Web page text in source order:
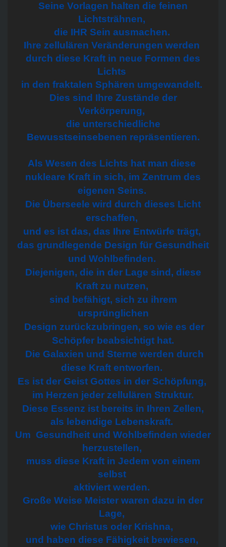
Seine Vorlagen halten die feinen
Lichtsträhnen,
die IHR Sein ausmachen.
Ihre zellulären Veränderungen werden
durch diese Kraft in neue Formen des
Lichts
in den fraktalen Sphären umgewandelt.
Dies sind Ihre Zustände der
Verkörperung,
die unterschiedliche
Bewusstseinsebenen repräsentieren.
Als Wesen des Lichts hat man diese
nukleare Kraft in sich, im Zentrum des
eigenen Seins.
Die Überseele wird durch dieses Licht
erschaffen,
und es ist das, das Ihre Entwürfe trägt,
das grundlegende Design für Gesundheit
und Wohlbefinden.
Diejenigen, die in der Lage sind, diese
Kraft zu nutzen,
sind befähigt, sich zu ihrem
ursprünglichen
Design zurückzubringen, so wie es der
Schöpfer beabsichtigt hat.
Die Galaxien und Sterne werden durch
diese Kraft entworfen.
Es ist der Geist Gottes in der Schöpfung,
im Herzen jeder zellulären Struktur.
Diese Essenz ist bereits in Ihren Zellen,
als lebendige Lebenskraft.
Um Gesundheit und Wohlbefinden wieder
herzustellen,
muss diese Kraft in Jedem von einem
selbst
aktiviert werden.
Große Weise Meister waren dazu in der
Lage,
wie Christus oder Krishna,
und haben diese Fähigkeit bewiesen,